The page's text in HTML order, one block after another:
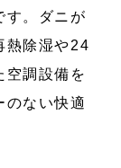
す。ダニが
熱除湿や24
空調設備を
のない快適